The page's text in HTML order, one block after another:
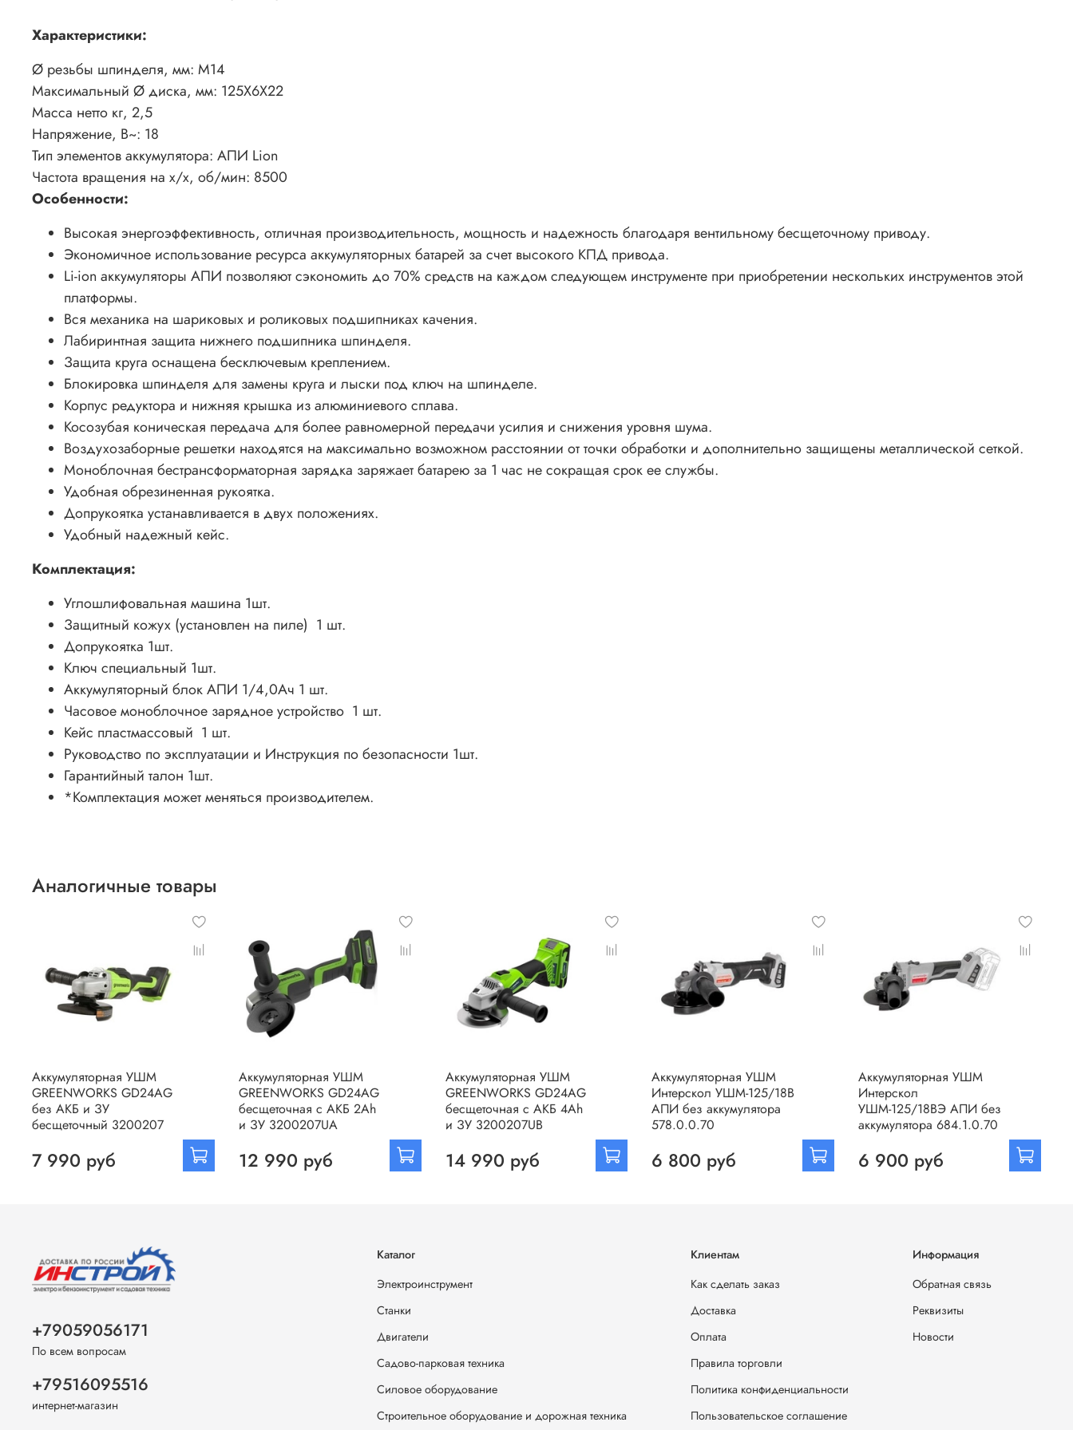
Характеристики:
Ø резьбы шпинделя, мм: М14
Максимальный Ø диска, мм: 125Х6Х22
Масса нетто кг, 2,5
Напряжение, В~: 18
Тип элементов аккумулятора: АПИ Lion
Частота вращения на х/х, об/мин: 8500
Особенности:
Высокая энергоэффективность, отличная производительность, мощность и надежность благодаря вентильному бесщеточному приводу.
Экономичное использование ресурса аккумуляторных батарей за счет высокого КПД привода.
Li-ion аккумуляторы АПИ позволяют сэкономить до 70% средств на каждом следующем инструменте при приобретении нескольких инструментов этой
платформы.
Вся механика на шариковых и роликовых подшипниках качения.
Лабиринтная защита нижнего подшипника шпинделя.
Защита круга оснащена бесключевым креплением.
Блокировка шпинделя для замены круга и лыски под ключ на шпинделе.
Корпус редуктора и нижняя крышка из алюминиевого сплава.
Косозубая коническая передача для более равномерной передачи усилия и снижения уровня шума.
Воздухозаборные решетки находятся на максимально возможном расстоянии от точки обработки и дополнительно защищены металлической сеткой.
Моноблочная бестрансформаторная зарядка заряжает батарею за 1 час не сокращая срок ее службы.
Удобная обрезиненная рукоятка.
Допрукоятка устанавливается в двух положениях.
Удобный надежный кейс.
Комплектация:
Углошлифовальная машина 1шт.
Защитный кожух (установлен на пиле) 1 шт.
Допрукоятка 1шт.
Ключ специальный 1шт.
Аккумуляторный блок АПИ 1/4,0Ач 1 шт.
Часовое моноблочное зарядное устройство 1 шт.
Кейс пластмассовый 1 шт.
Руководство по эксплуатации и Инструкция по безопасности 1шт.
Гарантийный талон 1шт.
*Комплектация может меняться производителем.
Аналогичные товары
Аккумуляторная УШМ
GREENWORKS GD24AG
без АКБ и ЗУ
бесщеточный 3200207
7 990 руб
Аккумуляторная УШМ
GREENWORKS GD24AG
бесщеточная с АКБ 2Аh
и ЗУ 3200207UA
12 990 руб
Аккумуляторная УШМ
GREENWORKS GD24AG
бесщеточная с АКБ 4Аh
и ЗУ 3200207UB
14 990 руб
Аккумуляторная УШМ
Интерскол УШМ-125/18В
АПИ без аккумулятора
578.0.0.70
6 800 руб
Аккумуляторная УШМ
Интерскол
УШМ-125/18ВЭ АПИ без
аккумулятора 684.1.0.70
6 900 руб
Каталог
Электроинструмент
Станки
Двигатели
Садово-парковая техника
Силовое оборудование
Строительное оборудование и дорожная техника
Клиентам
Как сделать заказ
Доставка
Оплата
Правила торговли
Политика конфиденциальности
Пользовательское соглашение
Информация
Обратная связь
Реквизиты
Новости
+79059056171
По всем вопросам
+79516095516
интернет-магазин